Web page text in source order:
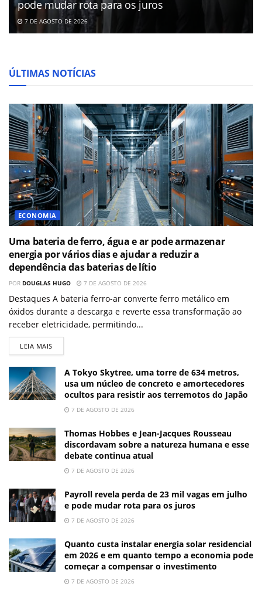
pode mudar rota para os juros
7 DE AGOSTO DE 2026
ÚLTIMAS NOTÍCIAS
ECONOMIA
Uma bateria de ferro, água e ar pode armazenar
energia por vários dias e ajudar a reduzir a
dependência das baterias de lítio
POR DOUGLAS HUGO 7 DE AGOSTO DE 2026
Destaques A bateria ferro-ar converte ferro metálico em
óxidos durante a descarga e reverte essa transformação ao
receber eletricidade, permitindo...
LEIA MAIS
A Tokyo Skytree, uma torre de 634 metros,
usa um núcleo de concreto e amortecedores
ocultos para resistir aos terremotos do Japão
7 DE AGOSTO DE 2026
Thomas Hobbes e Jean-Jacques Rousseau
discordavam sobre a natureza humana e esse
debate continua atual
7 DE AGOSTO DE 2026
Payroll revela perda de 23 mil vagas em julho
e pode mudar rota para os juros
7 DE AGOSTO DE 2026
Quanto custa instalar energia solar residencial
em 2026 e em quanto tempo a economia pode
começar a compensar o investimento
7 DE AGOSTO DE 2026